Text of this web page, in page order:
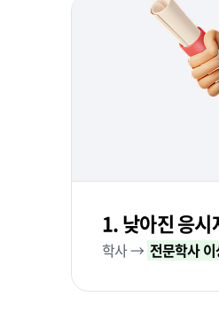
1. 낮아진 응시
학사 → 전문학사